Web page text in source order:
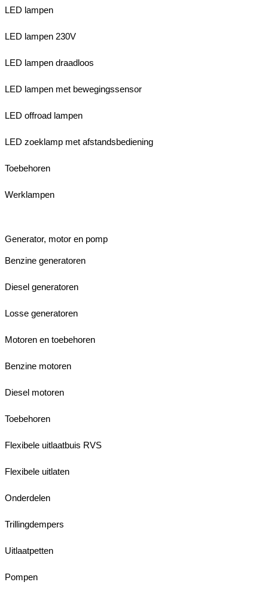
LED lampen
LED lampen 230V
LED lampen draadloos
LED lampen met bewegingssensor
LED offroad lampen
LED zoeklamp met afstandsbediening
Toebehoren
Werklampen
Generator, motor en pomp
Benzine generatoren
Diesel generatoren
Losse generatoren
Motoren en toebehoren
Benzine motoren
Diesel motoren
Toebehoren
Flexibele uitlaatbuis RVS
Flexibele uitlaten
Onderdelen
Trillingdempers
Uitlaatpetten
Pompen